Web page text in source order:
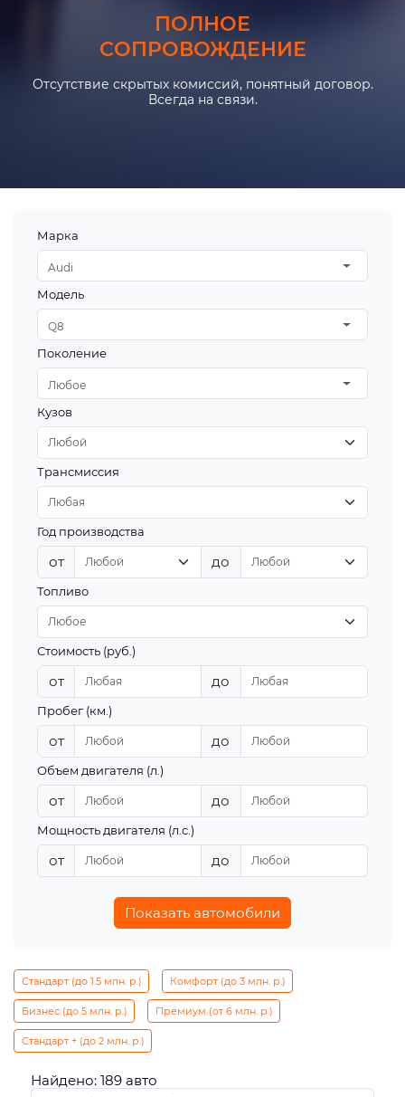
ПОЛНОЕ
СОПРОВОЖДЕНИЕ
Отсутствие скрытых комиссий, понятный договор.
Всегда на связи.
Марка
Audi
Модель
Q8
Поколение
Любое
Кузов
Трансмиссия
Год производства
от до
Топливо
Стоимость (руб.)
от до
Пробег (км.)
от до
Объем двигателя (л.)
от до
Мощность двигателя (л.с.)
от до
Показать автомобили
Стандарт (до 1.5 млн. р.) Комфорт (до 3 млн. р.)
Бизнес (до 5 млн. р.) Премиум (от 6 млн. р.)
Стандарт + (до 2 млн. р.)
Найдено: 189 авто